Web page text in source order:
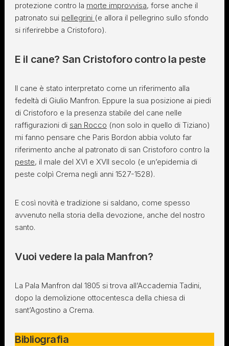
protezione contro la morte improvvisa, forse anche il
patronato sui pellegrini (e allora il pellegrino sullo sfondo
si riferirebbe a Cristoforo).
E il cane? San Cristoforo contro la peste
Il cane è stato interpretato come un riferimento alla
fedeltà di Giulio Manfron. Eppure la sua posizione ai piedi
di Cristoforo e la presenza stabile del cane nelle
raffigurazioni di san Rocco (non solo in quello di Tiziano)
mi fanno pensare che Paris Bordon abbia voluto far
riferimento anche al patronato di san Cristoforo contro la
peste, il male del XVI e XVII secolo (e un’epidemia di
peste colpì Crema negli anni 1527-1528).
E così novità e tradizione si saldano, come spesso
avvenuto nella storia della devozione, anche del nostro
santo.
Vuoi vedere la pala Manfron?
La Pala Manfron dal 1805 si trova all’Accademia Tadini,
dopo la demolizione ottocentesca della chiesa di
sant’Agostino a Crema.
Bibliografia